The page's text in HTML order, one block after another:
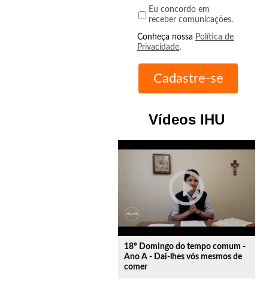
Eu concordo em
receber comunicações.
Conheça nossa Política de
Privacidade.
Vídeos IHU
play_circle_outline
18º Domingo do tempo comum -
Ano A - Dai-lhes vós mesmos de
comer